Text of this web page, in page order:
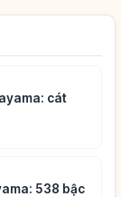
cát
538 bậc